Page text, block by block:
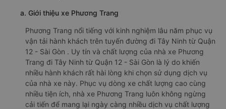
a. Giới thiệu xe Phương Trang
Phương Trang nổi tiếng với kinh nghiệm lâu năm phục vụ
vận tải hành khách trên tuyến đường đi Tây Ninh từ Quận
12 - Sài Gòn . Uy tín và chất lượng của nhà xe Phương
Trang đi Tây Ninh từ Quận 12 - Sài Gòn là lý do khiến
nhiều hành khách rất hài lòng khi chọn sử dụng dịch vụ
của nhà xe này. Phục vụ dòng xe chất lượng cao cùng
nhiều tiện ích, nhà xe Phương Trang luôn không ngừng
cải tiến để mang lại ngày càng nhiều dịch vụ chất lượng